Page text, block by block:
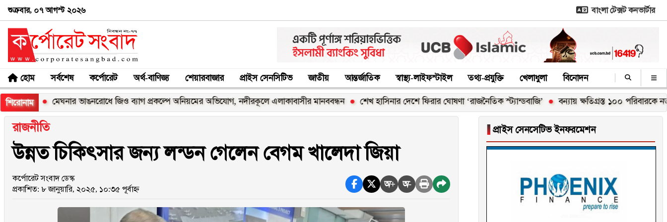
শুক্রবার, ০৭ আগস্ট ২০২৬ বাংলা টেক্সট কনভার্টার
হোম সর্বশেষ কর্পোরেট অর্থ-বাণিজ্য শেয়ারবাজার প্রাইস সেনসিটিভ জাতীয় আন্তর্জাতিক স্বাস্থ্য-লাইফস্টাইল তথ্য-প্রযুক্তি খেলাধুলা বিনোদন
শিরোনাম
মেঘনার ভাঙনরোধে জিও ব্যাগ প্রকল্পে অনিয়মের অভিযোগ, নদীরকূলে এলাকাবাসীর মানববন্ধন শেখ হাসিনার দেশে ফিরার ঘোষণা ‘রাজনৈতিক স্ট্যান্ডবাজি’ বন্যায় ক্ষতিগ্রস্ত ১০০ পরিবারকে নতুন ঘর দেবেন
রাজনীতি
উন্নত চিকিৎসার জন্য লন্ডন গেলেন বেগম খালেদা জিয়া
কর্পোরেট সংবাদ ডেস্ক
প্রকাশিত: ৮ জানুয়ারি, ২০২৫, ১০:৩৫ পূর্বাহ্ন
অ+ অ-
▐ প্রাইস সেনসেটিভ ইনফরমেশন